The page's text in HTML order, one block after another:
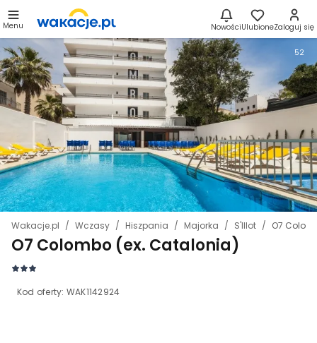
Menu NowościUlubioneZaloguj się
Wakacje.pl Wczasy Hiszpania Majorka S'Illot O7
O7 Colombo (ex. Catalonia)
Kod oferty: WAK1142924
52